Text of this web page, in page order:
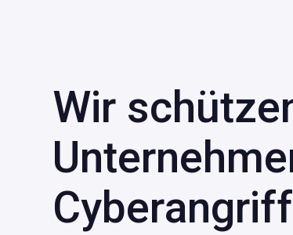
Wir schütze
Unternehme
Cyberangriff